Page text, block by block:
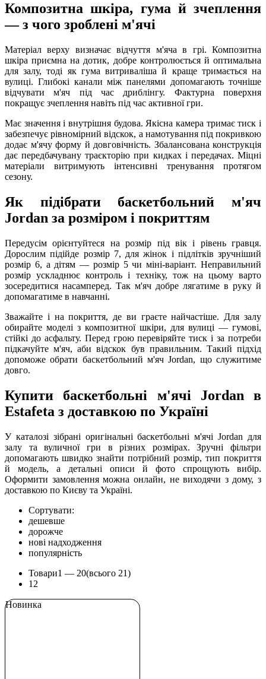
Композитна шкіра, гума й зчеплення
— з чого зроблені м'ячі
Матеріал верху визначає відчуття м'яча в грі. Композитна
шкіра приємна на дотик, добре контролюється й оптимальна
для залу, тоді як гума витриваліша й краще тримається на
вулиці. Глибокі канали між панелями допомагають точніше
відчувати м'яч під час дриблінгу. Фактурна поверхня
покращує зчеплення навіть під час активної гри.
Має значення і внутрішня будова. Якісна камера тримає тиск і
забезпечує рівномірний відскок, а намотування під покривкою
додає м'ячу форму й довговічність. Збалансована конструкція
дає передбачувану траєкторію при кидках і передачах. Міцні
матеріали витримують інтенсивні тренування протягом
сезону.
Як підібрати баскетбольний м'яч
Jordan за розміром і покриттям
Передусім орієнтуйтеся на розмір під вік і рівень гравця.
Дорослим підійде розмір 7, для жінок і підлітків зручніший
розмір 6, а дітям — розмір 5 чи міні-варіант. Неправильний
розмір ускладнює контроль і техніку, тож на цьому варто
зосередитися насамперед. Так м'яч добре лягатиме в руку й
допомагатиме в навчанні.
Зважайте і на покриття, де ви граєте найчастіше. Для залу
обирайте моделі з композитної шкіри, для вулиці — гумові,
стійкі до асфальту. Перед грою перевіряйте тиск і за потреби
підкачуйте м'яч, аби відскок був правильним. Такий підхід
допоможе обрати баскетбольний м'яч Jordan, що служитиме
довго.
Купити баскетбольні м'ячі Jordan в
Estafeta з доставкою по Україні
У каталозі зібрані оригінальні баскетбольні м'ячі Jordan для
залу та вуличної гри в різних розмірах. Зручні фільтри
допомагають швидко знайти потрібний розмір, тип покриття
й модель, а детальні описи й фото спрощують вибір.
Оформити замовлення можна онлайн, не виходячи з дому, з
доставкою по Києву та Україні.
Сортувати:
дешевше
дорожче
нові надходження
популярність
Товари1 — 20(всього 21)
1 2
Новинка